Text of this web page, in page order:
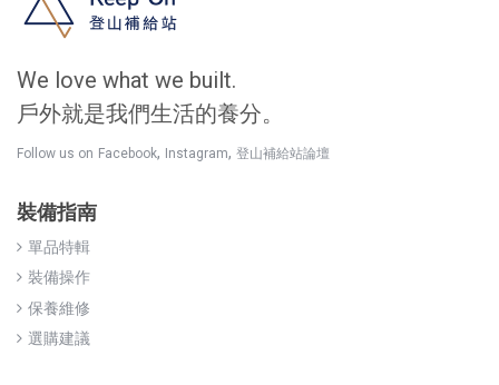
We love what we built.
戶外就是我們生活的養分。
Follow us on Facebook, Instagram, 登山補給站論壇
裝備指南
單品特輯
裝備操作
保養維修
選購建議